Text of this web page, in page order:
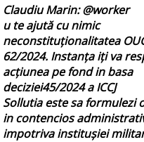
Claudiu Marin:@worker
u te ajută cu nimic
neconstituționalitatea
62/2024. Instanța iți va
acțiunea pe fond in basa
deciziei45/2024 a ICCJ
Sollutia este sa formulezi
in contencios
impotriva institușiei